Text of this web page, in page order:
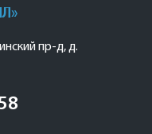
пр-д, д.